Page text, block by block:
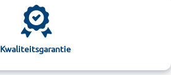
Kwaliteitsgarantie